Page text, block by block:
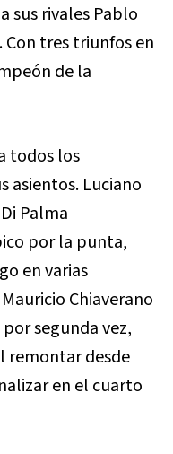
sus rivales Pablo
Con tres triunfos en
de la
todos los
asientos. Luciano
Palma
por la punta,
en varias
Chiaverano
segunda vez,
remontar desde
en el cuarto